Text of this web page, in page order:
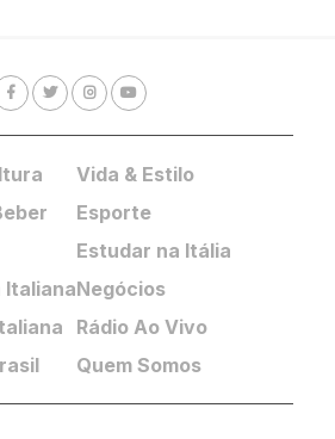
Italiana
Vida & Estilo
Esporte
Estudar na Itália
Negócios
Rádio Ao Vivo
Quem Somos